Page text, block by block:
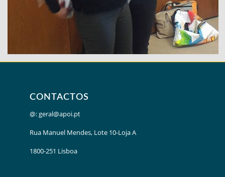
CONTACTOS
@:geral@apoi.pt
Rua Manuel Mendes, Lote 10-Loja A
1800-251 Lisboa